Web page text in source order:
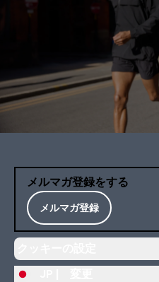
メルマガ登録をする
メルマガ登録